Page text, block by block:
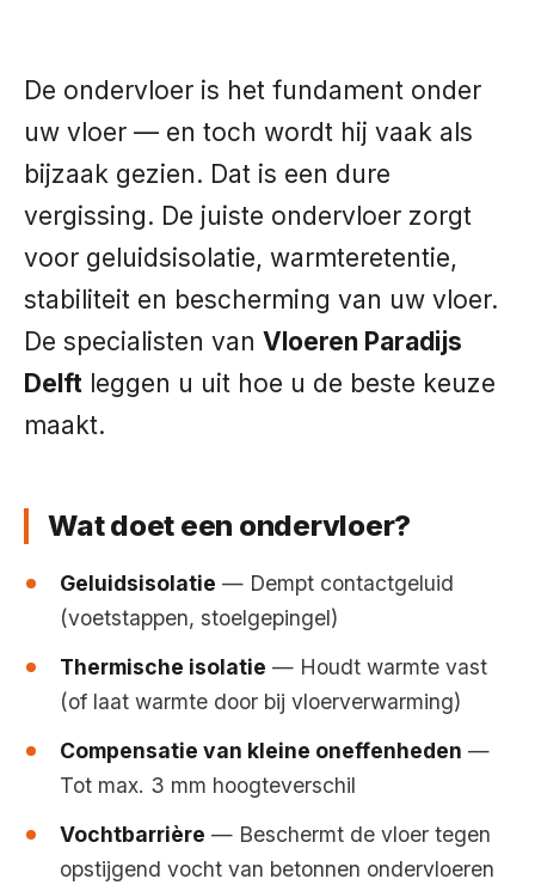
De ondervloer is het fundament onder
uw vloer — en toch wordt hij vaak als
bijzaak gezien. Dat is een dure
vergissing. De juiste ondervloer zorgt
voor geluidsisolatie, warmteretentie,
stabiliteit en bescherming van uw vloer.
De specialisten van Vloeren Paradijs
Delft leggen u uit hoe u de beste keuze
maakt.
Wat doet een ondervloer?
Geluidsisolatie — Dempt contactgeluid
(voetstappen, stoelgepingel)
Thermische isolatie — Houdt warmte vast
(of laat warmte door bij vloerverwarming)
Compensatie van kleine oneffenheden —
Tot max. 3 mm hoogteverschil
Vochtbarrière — Beschermt de vloer tegen
opstijgend vocht van betonnen ondervloeren